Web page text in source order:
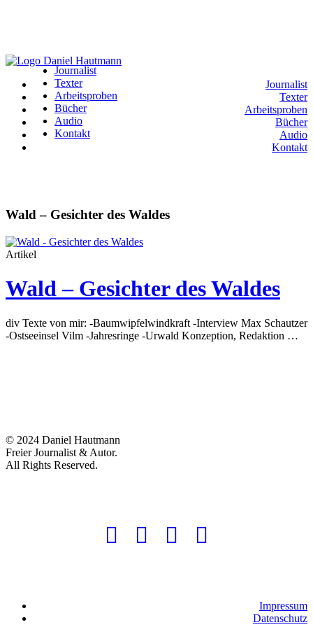
Journalist
Texter
Arbeitsproben
Bücher
Audio
Kontakt
Journalist
Texter
Arbeitsproben
Bücher
Audio
Kontakt
Wald – Gesichter des Waldes
Artikel
Wald – Gesichter des Waldes
div Texte von mir: -Baumwipfelwindkraft -Interview Max Schautzer
-Ostseeinsel Vilm -Jahresringe -Urwald Konzeption, Redaktion …
© 2024 Daniel Hautmann
Freier Journalist & Autor.
All Rights Reserved.
Impressum
Datenschutz